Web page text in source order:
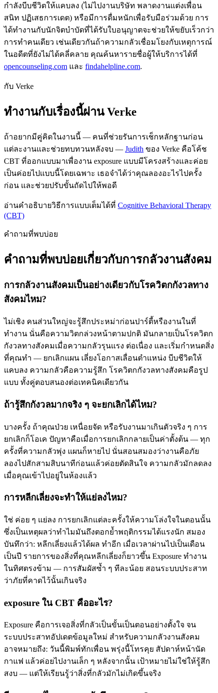
กำลังบีบชีวิตให้แคบลง (ไม่ไปงานบริษัท พลาดงานแต่งเพื่อน
สนิท ปฏิเสธการเดต) หรือมีการดื่มหนักเพื่อรับมือร่วมด้วย การ
ได้ทำงานกับนักจิตบำบัดที่ได้รับใบอนุญาตจะช่วยให้ขยับเร็วกว่า
การทำคนเดียว เช่นเดียวกันถ้าความกลัวเชื่อมโยงกับเหตุการณ์
ในอดีตที่ยังไม่ได้คลี่คลาย คุณค้นหารายชื่อผู้ให้บริการได้ที่
opencounseling.com และ findahelpline.com.
กับ Verke
ทำงานกับเรื่องนี้ผ่าน Verke
ถ้าอยากมีคู่คิดในงานนี้ — คนที่ช่วยรันการเช็กหลักฐานก่อน
แต่ละงานและช่วยทบทวนหลังจบ — Judith ของ Verke คือโค้ช
CBT ที่ออกแบบมาเพื่องาน exposure แบบมีโครงสร้างและค่อย
เป็นค่อยไปแบบนี้โดยเฉพาะ เธอจำได้ว่าคุณลองอะไรไปครั้ง
ก่อน และช่วยปรับขั้นถัดไปให้พอดี
อ่านคำอธิบายวิธีการแบบเต็มได้ที่ Cognitive Behavioral Therapy
(CBT)
คำถามที่พบบ่อย
คำถามที่พบบ่อยเกี่ยวกับการกลัวงานสังคม
การกลัวงานสังคมเป็นอย่างเดียวกับโรควิตกกังวลทาง
สังคมไหม?
ไม่เชิง คนส่วนใหญ่จะรู้สึกประหม่าก่อนปาร์ตี้หรืองานในที่
ทำงาน นั่นคือความวิตกล่วงหน้าตามปกติ มันกลายเป็นโรควิตก
กังวลทางสังคมเมื่อความกลัวรุนแรง ต่อเนื่อง และเริ่มกำหนดสิ่ง
ที่คุณทำ — ยกเลิกแผน เลี่ยงโอกาสเลื่อนตำแหน่ง บีบชีวิตให้
แคบลง ความกลัวคือความรู้สึก โรควิตกกังวลทางสังคมคือรูป
แบบ ทั้งคู่ตอบสนองต่อเทคนิคเดียวกัน
ถ้ารู้สึกกังวลมากจริง ๆ จะยกเลิกได้ไหม?
บางครั้ง ถ้าคุณป่วย เหนื่อยจัด หรือรับงานมาเกินตัวจริง ๆ การ
ยกเลิกก็โอเค ปัญหาคือเมื่อการยกเลิกกลายเป็นค่าตั้งต้น — ทุก
ครั้งที่ความกลัวพุ่ง แผนก็หายไป นั่นสอนสมองว่างานคือภัย
ลองไปสักสามสิบนาทีก่อนแล้วค่อยตัดสินใจ ความกลัวมักลดลง
เมื่อคุณเข้าไปอยู่ในห้องแล้ว
การหลีกเลี่ยงจะทำให้แย่ลงไหม?
ใช่ ค่อย ๆ แย่ลง การยกเลิกแต่ละครั้งให้ความโล่งใจในตอนนั้น
ซึ่งเป็นเหตุผลว่าทำไมมันถึงตอกย้ำพฤติกรรมได้แรงนัก สมอง
บันทึกว่า: หลีกเลี่ยงแล้วได้ผล ทำอีก เมื่อเวลาผ่านไปเป็นเดือน
เป็นปี รายการของสิ่งที่คุณหลีกเลี่ยงก็ยาวขึ้น Exposure ทำงาน
ในทิศตรงข้าม — การสัมผัสซ้ำ ๆ ทีละน้อย สอนระบบประสาท
ว่าภัยที่คาดไว้นั้นเกินจริง
exposure ใน CBT คืออะไร?
Exposure คือการเจอสิ่งที่กลัวเป็นขั้นเป็นตอนอย่างตั้งใจ จน
ระบบประสาทอัปเดตข้อมูลใหม่ สำหรับความกลัวงานสังคม
อาจหมายถึง: วันนี้พิมพ์ทักเพื่อน พรุ่งนี้โทรคุย สัปดาห์หน้านัด
กาแฟ แล้วค่อยไปงานเล็ก ๆ หลังจากนั้น เป้าหมายไม่ใช่ให้รู้สึก
สงบ — แต่ให้เรียนรู้ว่าสิ่งที่กลัวมักไม่เกิดขึ้นจริง